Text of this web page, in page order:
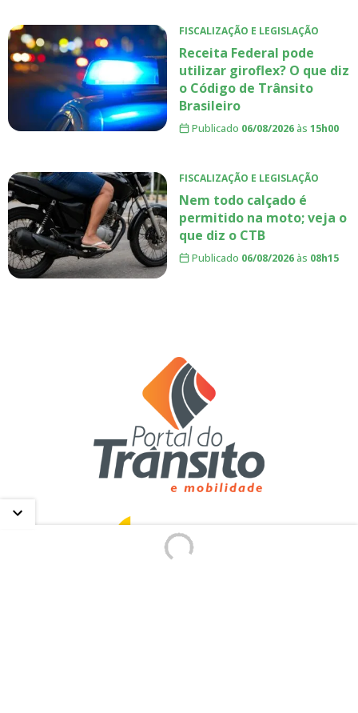
FISCALIZAÇÃO E LEGISLAÇÃO
Receita Federal pode
utilizar giroflex? O que diz
o Código de Trânsito
Brasileiro
Publicado 06/08/2026às 15h00
FISCALIZAÇÃO E LEGISLAÇÃO
Nem todo calçado é
permitido na moto; veja o
que diz o CTB
Publicado 06/08/2026às 08h15